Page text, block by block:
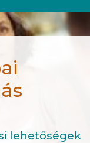
lehetőségek